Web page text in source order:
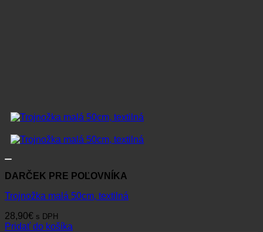
DARČEK PRE POĽOVNÍKA
Trojnožka malá 50cm, textilná
28,90€ s DPH
Pridať do košíka